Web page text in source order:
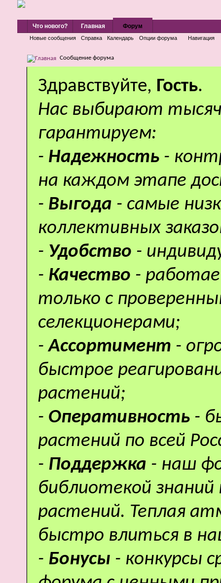
Что нового? Главная Форум
Новые сообщения Справка Календарь Опции форума Навигация
Сообщение форума
Здравствуйте, Гость.
Нас выбирают
гарантируем:
- Надежность -
на каждом этапе
- Выгода - самые
коллективных
- Удобство -
- Качество -
только с
селекционерами;
-Ассортимент -
быстрое
растений;
- Оперативность -
растений по всей
- Поддержка - наш
библиотекой
растений. Теплая
быстро влиться в
- Бонусы - конкурсы